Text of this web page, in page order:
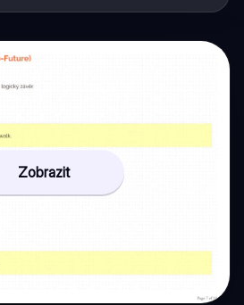
Zobrazit